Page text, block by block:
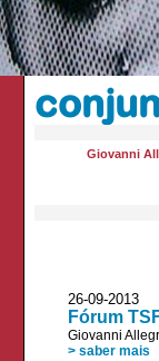
Giovanni
26-09-
Fórum
Giovanni
> saber mais